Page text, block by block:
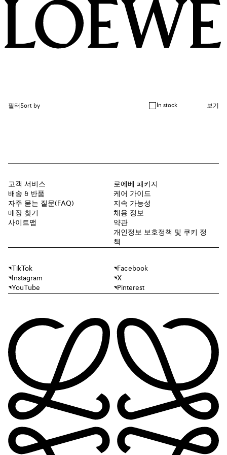
필터Sort by In stock 보기
고객 서비스
배송 & 반품
자주 묻는 질문(FAQ)
매장 찾기
사이트맵
로에베 패키지
케어 가이드
지속 가능성
채용 정보
약관
개인정보 보호정책 및 쿠키 정
책
TikTok
Facebook
Instagram
X
YouTube
Pinterest